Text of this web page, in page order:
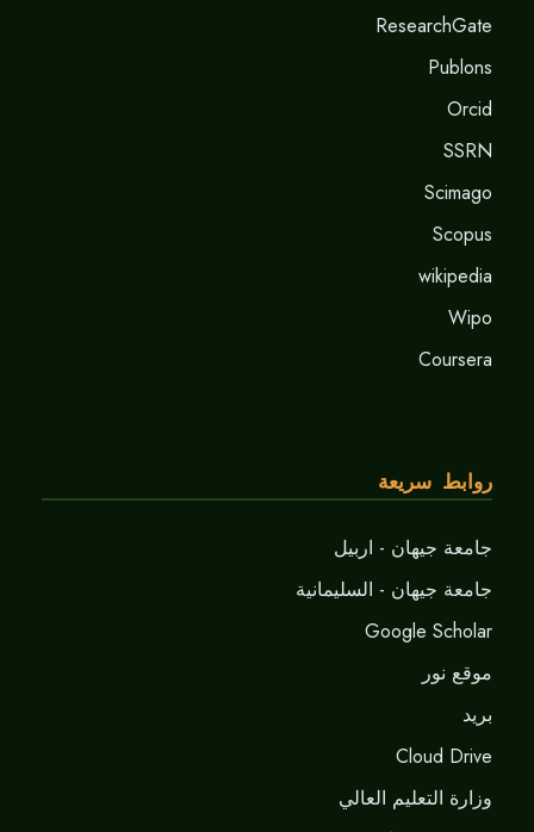
ResearchGate
Publons
Orcid
SSRN
Scimago
Scopus
wikipedia
Wipo
Coursera
روابط سريعة
جامعة جيهان - اربيل
جامعة جيهان - السليمانية
Google Scholar
موقع نور
برید
Cloud Drive
وزارة التعليم العالي